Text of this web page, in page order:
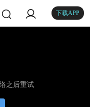
下载APP
之后重试